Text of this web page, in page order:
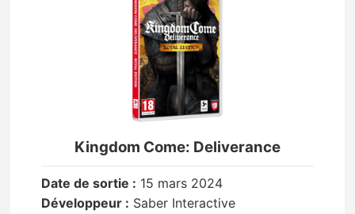
Kingdom Come: Deliverance
Date de sortie : 15 mars 2024
Développeur : Saber Interactive